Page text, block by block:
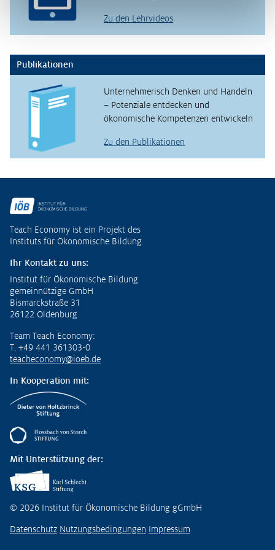
Zu den Lehrvideos
Publikationen
Unternehmerisch Denken und Handeln
– Potenziale entdecken und
ökonomische Kompetenzen entwickeln
Zu den Publikationen
Teach Economy ist ein Projekt des
Instituts für Ökonomische Bildung.
Ihr Kontakt zu uns:
Institut für Ökonomische Bildung
gemeinnützige GmbH
Bismarckstraße 31
26122 Oldenburg
Team Teach Economy:
T. +49 441 361303-0
teacheconomy@ioeb.de
In Kooperation mit:
Mit Unterstützung der:
© 2026 Institut für Ökonomische Bildung gGmbH
Datenschutz Nutzungsbedingungen Impressum